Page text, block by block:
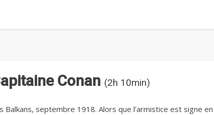
Conan (2h 10min)
Balkans, septembre 1918. Alors que l’armistice est signe en